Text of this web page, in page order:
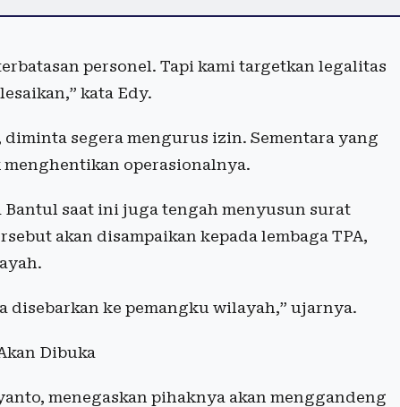
personel. Tapi kami targetkan legalitas
kata Edy.
segera mengurus izin. Sementara yang
operasionalnya.
saat ini juga tengah menyusun surat
akan disampaikan kepada lembaga TPA,
disebarkan ke pemangku wilayah,” ujarnya.
Dibuka
menegaskan pihaknya akan menggandeng